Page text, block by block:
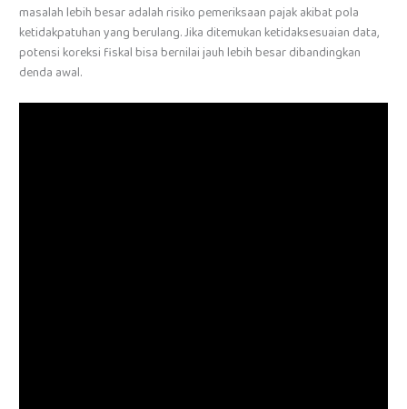
masalah lebih besar adalah risiko pemeriksaan pajak akibat pola
ketidakpatuhan yang berulang. Jika ditemukan ketidaksesuaian data,
potensi koreksi fiskal bisa bernilai jauh lebih besar dibandingkan
denda awal.